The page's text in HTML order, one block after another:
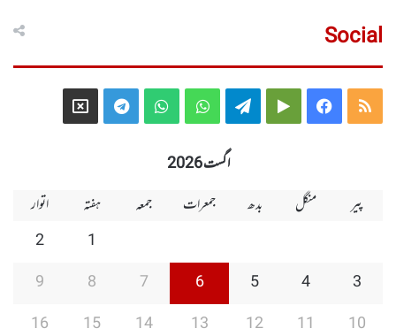
Social
RSS
Facebook
Google
Telegram
WhatsApp
WhatsApp
Telegram
X
اگست 2026
پیر
منگل بدھ جمعرات جمعہ ہفتہ
اتوار
1
2
3
4
5
6
7
8
9
10
11
12
13
14
15
16